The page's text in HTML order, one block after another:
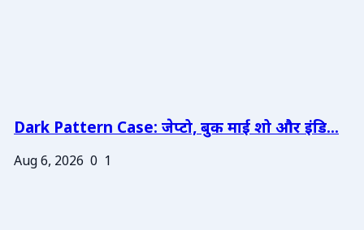
Dark Pattern Case: जेप्टो, बुक माई शो और इंडि...
Aug 6, 2026 0 1